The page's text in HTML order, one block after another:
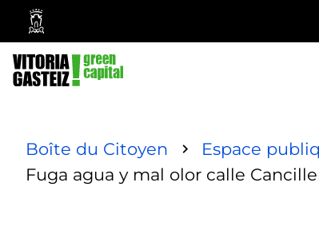
Mairie
de
Vitoria-
Gasteiz
Boîte du Citoyen Espace
Fuga agua y mal olor calle